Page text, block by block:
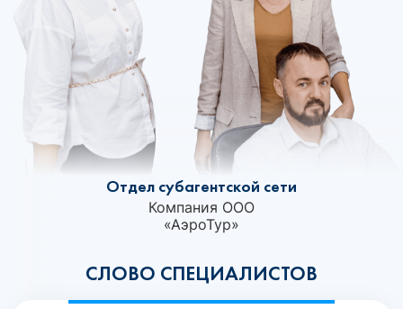
СЛОВО СПЕЦИАЛИСТОВ
Отдел субагентской сети
Компания ООО
«АэроТур»